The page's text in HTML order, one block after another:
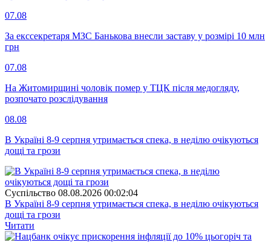
07.08
За екссекретаря МЗС Банькова внесли заставу у розмірі 10 млн
грн
07.08
На Житомирщині чоловік помер у ТЦК після медогляду,
розпочато розслідування
08.08
В Україні 8-9 серпня утримається спека, в неділю очікуються
дощі та грози
Суспiльство 08.08.2026 00:02:04
В Україні 8-9 серпня утримається спека, в неділю очікуються
дощі та грози
Читати